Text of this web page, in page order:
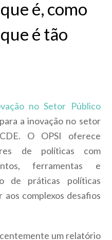
é, como
é tão
no Setor Público
a inovação no setor
OOPSI oferece
de políticas com
ferramentas e
de práticas políticas
aos complexos desafios
um relatório